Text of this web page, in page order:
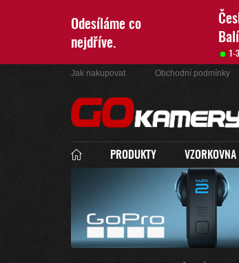
Odesíláme co
nejdříve.
1-
Jak nakupovat Obchodní podmínky
PRODUKTY VZORKOVNA